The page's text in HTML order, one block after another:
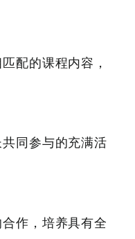
配的课程内容，
同参与的充满活
作，培养具有全